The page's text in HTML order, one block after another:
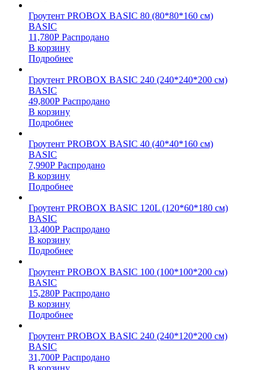
Гроутент PROBOX BASIC 80 (80*80*160 см)
BASIC
11,780Р Распродано
В корзину
Подробнее
Гроутент PROBOX BASIC 240 (240*240*200 см)
BASIC
49,800Р Распродано
В корзину
Подробнее
Гроутент PROBOX BASIC 40 (40*40*160 см)
BASIC
7,990Р Распродано
В корзину
Подробнее
Гроутент PROBOX BASIC 120L (120*60*180 см)
BASIC
13,400Р Распродано
В корзину
Подробнее
Гроутент PROBOX BASIC 100 (100*100*200 см)
BASIC
15,280Р Распродано
В корзину
Подробнее
Гроутент PROBOX BASIC 240 (240*120*200 см)
BASIC
31,700Р Распродано
В корзину